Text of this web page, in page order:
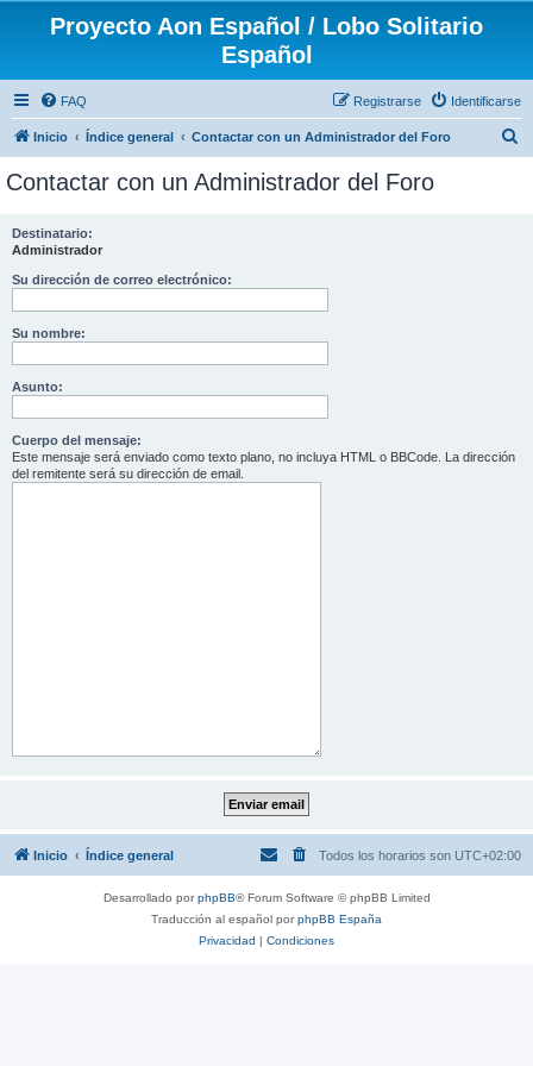
Proyecto Aon Español / Lobo Solitario
Español
FAQ Identificarse
Registrarse
Inicio Índice general Contactar con un Administrador del Foro
Contactar con un Administrador del Foro
Destinatario:
Administrador
Su dirección de correo electrónico:
Su nombre:
Asunto:
Cuerpo del mensaje:
Este mensaje será enviado como texto plano, no incluya HTML o BBCode. La dirección
del remitente será su dirección de email.
Inicio Índice general Todos los horarios son UTC+02:00
Desarrollado porphpBB® Forum Software © phpBB Limited
Traducción al español porphpBB España
Privacidad | Condiciones